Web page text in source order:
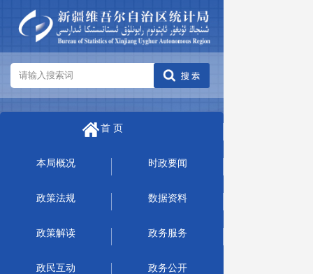
首 页
本局概况 时政要闻
政策法规 数据资料
政策解读 政务服务
政民互动 政务公开